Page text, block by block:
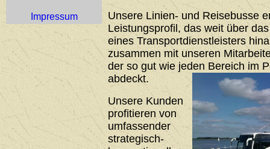
Impressum
Unsere Linien- und Reisebusse
Leistungsprofil, das weit über
eines Transportdienstleisters
zusammen mit unseren
der so gut wie jeden Bereich im
abdeckt.
Unsere Kunden
profitieren von
umfassender
strategisch-